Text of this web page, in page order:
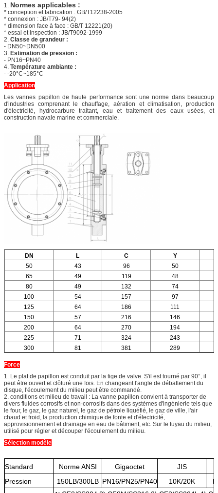
1. Normes applicables :
* conception et fabrication : GB/T12238-2005
* connexion : JB/T79- 94(2)
* dimension face à face : GB/T 12221(20)
* essai et inspection : JB/T9092-1999
2. Classe de grandeur :
- DN50~DN500
3. Estimation de pression :
- PN16~PN40
4. Température ambiante :
- -20°C~185°C
Application
Les vannes papillon de haute performance sont une norme dans beaucoup
d'industries comprenant le chauffage, aération et climatisation, production
d'électricité, hydrocarbure traitant, eau et traitement des eaux usées, et
construction navale marine et commerciale.
DN L C
Y
50
43 96
50
65
49 119
48
80
49 132
74
100
54 157
97
125
64 186
111
150
57 216
146
200
64 270
194
225
71 324
243
300
81 381 289
Force
1. Le plat de papillon est conduit par la tige de valve. S'il est tourné par 90°, il
peut être ouvert et clôturé une fois. En changeant l'angle de débattement du
disque, l'écoulement du milieu peut être commandé.
2. conditions et milieu de travail : La vanne papillon convient à transporter de
divers fluides corrosifs et non-corrosifs dans des systèmes d'ingénierie tels que
le four, le gaz, le gaz naturel, le gaz de pétrole liquéfié, le gaz de ville, l'air
chaud et froid, la production chimique de fonte et d'électricité,
approvisionnement et drainage en eau de bâtiment, etc. Sur le tuyau du milieu,
utilisé pour régler et découper l'écoulement du milieu.
Sélection modèle
Standard Norme ANSI Gigaoctet
JIS
Pression
150LB/300LB PN16/PN25/PN40 10K/20K